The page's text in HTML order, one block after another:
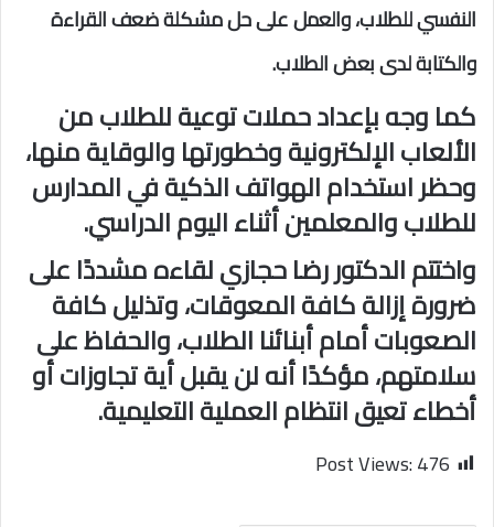
النفسي للطلاب، والعمل على حل مشكلة ضعف القراءة
والكتابة لدى بعض الطلاب.
كما وجه بإعداد حملات توعية للطلاب من
الألعاب الإلكترونية وخطورتها والوقاية منها،
وحظر استخدام الهواتف الذكية في المدارس
للطلاب والمعلمين أثناء اليوم الدراسي.
واختتم الدكتور رضا حجازي لقاءه مشددًا على
ضرورة إزالة كافة المعوقات، وتذليل كافة
الصعوبات أمام أبنائنا الطلاب، والحفاظ على
سلامتهم، مؤكدًا أنه لن يقبل أية تجاوزات أو
أخطاء تعيق انتظام العملية التعليمية.
Post Views:476